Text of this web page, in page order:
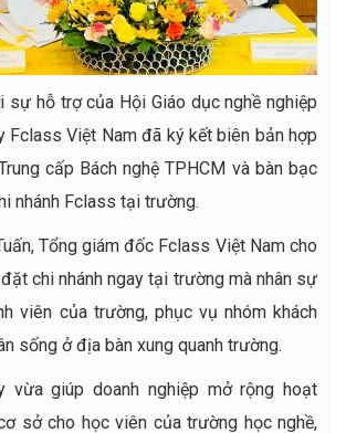
sự hỗ trợ của Hội Giáo dục nghề nghiệp
Fclass Việt Nam đã ký kết biên bản hợp
cấp Bách nghệ TPHCM và bàn bạc
nhánh Fclass tại trường.
Tổng giám đốc Fclass Việt Nam cho
chi nhánh ngay tại trường mà nhân sự
viên của trường, phục vụ nhóm khách
sống ở địa bàn xung quanh trường.
vừa giúp doanh nghiệp mở rộng hoạt
sở cho học viên của trường học nghề,